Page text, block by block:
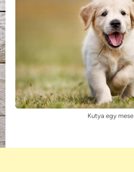
Kutya egy mese